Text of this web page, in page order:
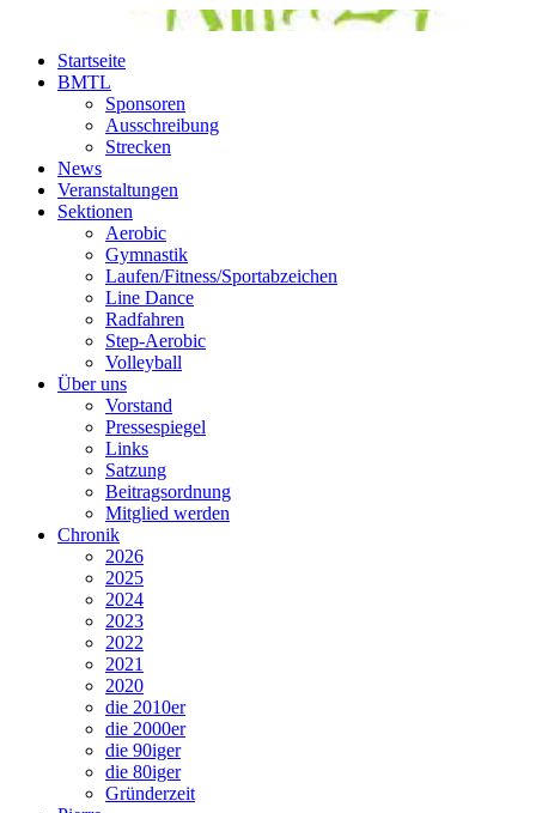
Startseite
BMTL
Sponsoren
Ausschreibung
Strecken
News
Veranstaltungen
Sektionen
Aerobic
Gymnastik
Laufen/Fitness/Sportabzeichen
Line Dance
Radfahren
Step-Aerobic
Volleyball
Über uns
Vorstand
Pressespiegel
Links
Satzung
Beitragsordnung
Mitglied werden
Chronik
2026
2025
2024
2023
2022
2021
2020
die 2010er
die 2000er
die 90iger
die 80iger
Gründerzeit